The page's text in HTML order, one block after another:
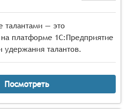
талантами — это
платформе 1С:Предприятие
удержания талантов.
Посмотреть